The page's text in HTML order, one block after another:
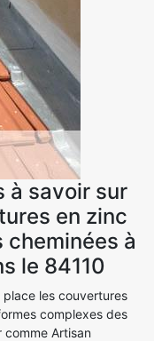
à savoir sur
en zinc
cheminées à
le 84110
les couvertures
complexes des
comme Artisan